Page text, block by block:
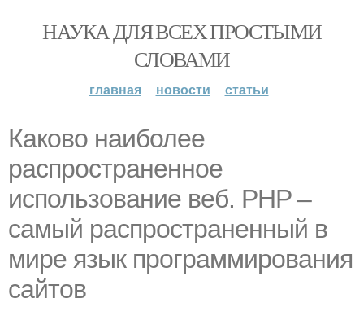
НАУКА ДЛЯ ВСЕХ ПРОСТЫМИ
СЛОВАМИ
главная новости статьи
Каково наиболее
распространенное
использование веб. PHP –
самый распространенный в
мире язык программирования
сайтов